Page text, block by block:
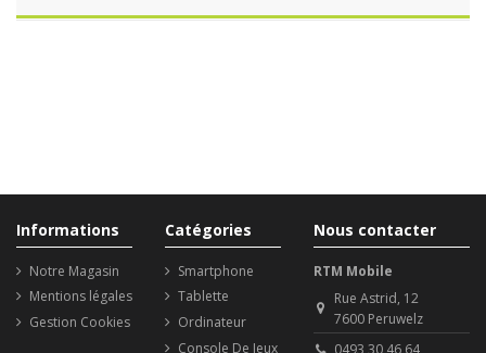
Informations
Notre Magasin
Mentions légales
Gestion Cookies
Catégories
Smartphone
Tablette
Ordinateur
Console De Jeux
Nous contacter
RTM Mobile
Rue Astrid, 12
7600 Peruwelz
0493 30 46 64